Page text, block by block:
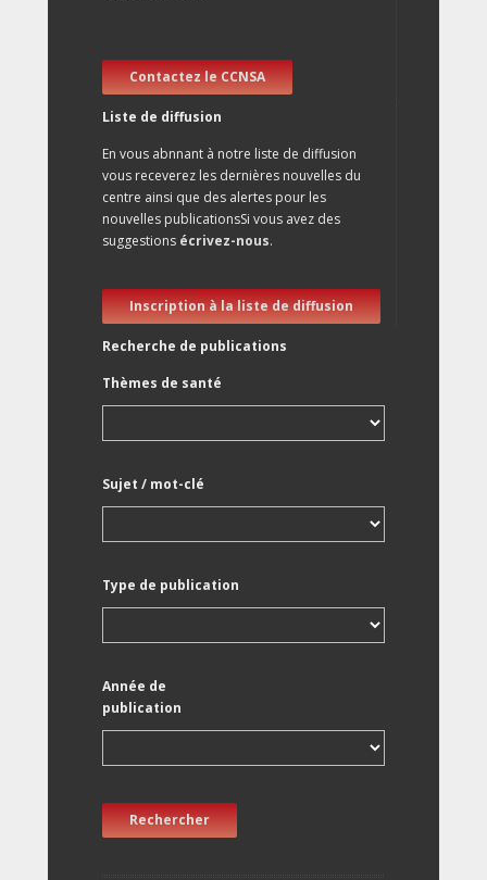
Contactez le CCNSA
Liste de diffusion
En vous abnnant à notre liste de diffusion
vous receverez les dernières nouvelles du
centre ainsi que des alertes pour les
nouvelles publicationsSi vous avez des
suggestions écrivez-nous.
Inscription à la liste de diffusion
Recherche de publications
Thèmes de santé
Sujet / mot-clé
Type de publication
Année de
publication
Rechercher